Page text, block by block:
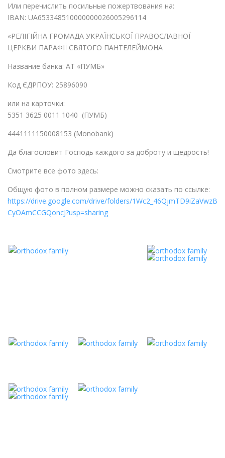
Или перечислить посильные пожертвования на:
IBAN: UA653348510000000026005296114
«РЕЛІГІЙНА ГРОМАДА УКРАЇНСЬКОЇ ПРАВОСЛАВНОЇ
ЦЕРКВИ ПАРАФІЇ СВЯТОГО ПАНТЕЛЕЙМОНА
Название банка: АТ «ПУМБ»
Код ЄДРПОУ: 25896090
или на карточки:
5351 3625 0011 1040 (ПУМБ)
4441111150008153 (Monobank)
Да благословит Господь каждого за доброту и щедрость!
Смотрите все фото здесь:
Общую фото в полном размере можно сказать по ссылке:
https://drive.google.com/drive/folders/1Wc2_46QjmTD9iZaVwzB
CyOAmCCGQoncJ?usp=sharing